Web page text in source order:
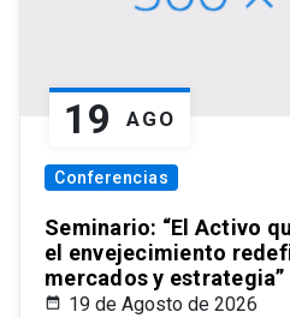
19 AGO
Conferencias
Seminario: “El Activo
el envejecimiento
mercados y estrategia”
19 de Agosto de 2026